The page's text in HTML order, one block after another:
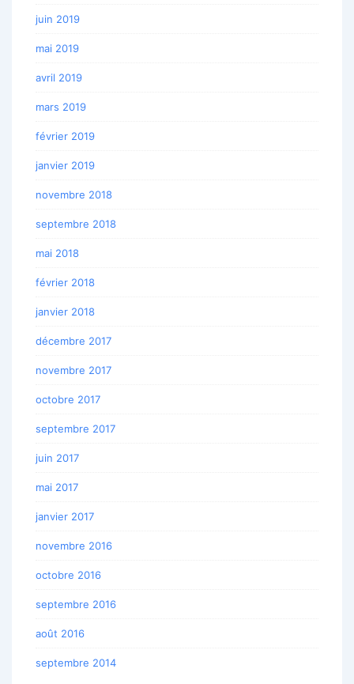
juin 2019
mai 2019
avril 2019
mars 2019
février 2019
janvier 2019
novembre 2018
septembre 2018
mai 2018
février 2018
janvier 2018
décembre 2017
novembre 2017
octobre 2017
septembre 2017
juin 2017
mai 2017
janvier 2017
novembre 2016
octobre 2016
septembre 2016
août 2016
septembre 2014